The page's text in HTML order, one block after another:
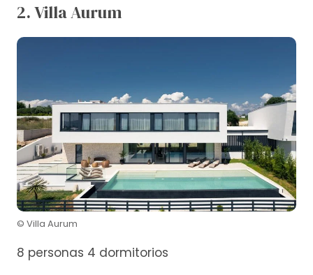
2. Villa Aurum
© Villa Aurum
8 personas 4 dormitorios